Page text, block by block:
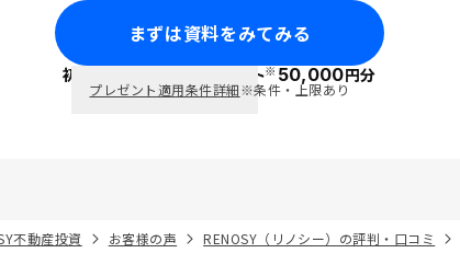
まずは資料をみてみる
初回面談で ポイント※50,000円分
プレゼント適用条件詳細※条件・上限あり
不動産投資 お客様の声 RENOSY（リノシー）の評判・口コミ